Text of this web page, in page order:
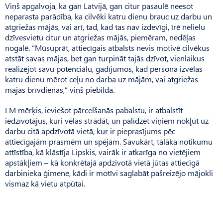
Viņš apgalvoja, ka gan Latvijā, gan citur pasaulē neesot
neparasta parādība, ka cilvēki katru dienu brauc uz darbu un
atgriežas mājās, vai arī, tad, kad tas nav izdevīgi, īrē nelielu
dzīvesvietu citur un atgriežas mājās, piemēram, nedēļas
nogalē. “Mūsuprāt, attiecīgais atbalsts nevis motivē cilvēkus
atstāt savas mājas, bet gan turpināt tajās dzīvot, vienlaikus
realizējot savu potenciālu, gadījumos, kad persona izvēlas
katru dienu mērot ceļu no darba uz mājām, vai atgriežas
mājās brīvdienās,” viņš piebilda.
LM mērķis, ieviešot pārcelšanās pabalstu, ir atbalstīt
iedzīvotājus, kuri vēlas strādāt, un palīdzēt viņiem nokļūt uz
darbu citā apdzīvotā vietā, kur ir pieprasījums pēc
attiecīgajām prasmēm un spējām. Savukārt, tālāka notikumu
attīstība, kā klāstīja Lipskis, vairāk ir atkarīga no vietējiem
apstākļiem – kā konkrētajā apdzīvotā vietā jūtas attiecīgā
darbinieka ģimene, kādi ir motīvi saglabāt pašreizējo mājokli
vismaz kā vietu atpūtai.